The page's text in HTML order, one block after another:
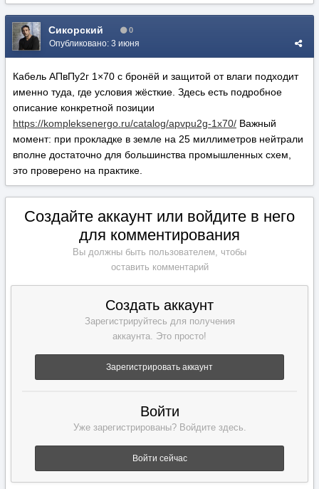
Сикорский 0
Опубликовано: 3 июня
Кабель АПвПу2г 1×70 с бронёй и защитой от влаги подходит
именно туда, где условия жёсткие. Здесь есть подробное
описание конкретной позиции
https://kompleksenergo.ru/catalog/apvpu2g-1x70/ Важный
момент: при прокладке в земле на 25 миллиметров нейтрали
вполне достаточно для большинства промышленных схем,
это проверено на практике.
Создайте аккаунт или войдите в него
для комментирования
Вы должны быть пользователем, чтобы
оставить комментарий
Создать аккаунт
Зарегистрируйтесь для получения
аккаунта. Это просто!
Зарегистрировать аккаунт
Войти
Уже зарегистрированы? Войдите здесь.
Войти сейчас